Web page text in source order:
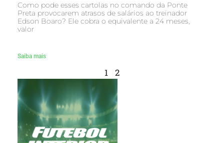
Como pode esses cartolas no comando da Ponte
Preta provocarem atrasos de salários ao treinador
Edson Boaro? Ele cobra o equivalente a 24 meses,
valor
Saiba mais
1 2